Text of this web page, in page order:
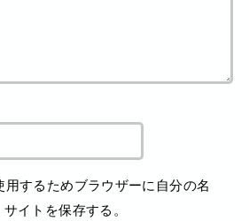
用するためブラウザーに自分の名
イトを保存する。